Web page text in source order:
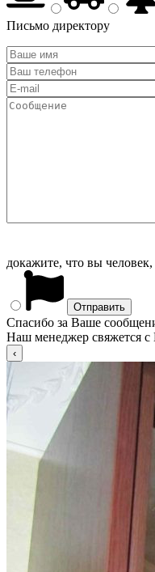
Письмо директору
докажите, что вы
Спасибо за Ваше
Наш менеджер свяжется